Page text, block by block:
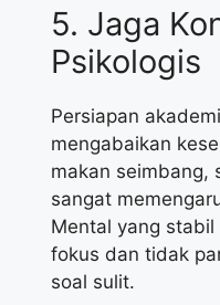
5. Jaga
Psikologis
Persiapan
mengabaikan
makan seimbang,
sangat
Mental yang
fokus dan tidak
soal sulit.